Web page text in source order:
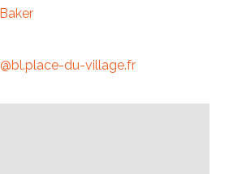
du-village.fr